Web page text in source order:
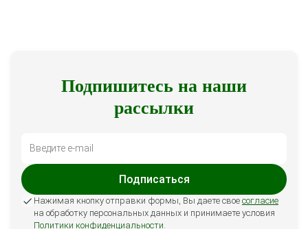
Подпишитесь на наши
рассылки
Подписаться
Нажимая кнопку отправки формы, Вы даете свое согласие
на обработку персональных данных и принимаете условия
Политики конфиденциальности.